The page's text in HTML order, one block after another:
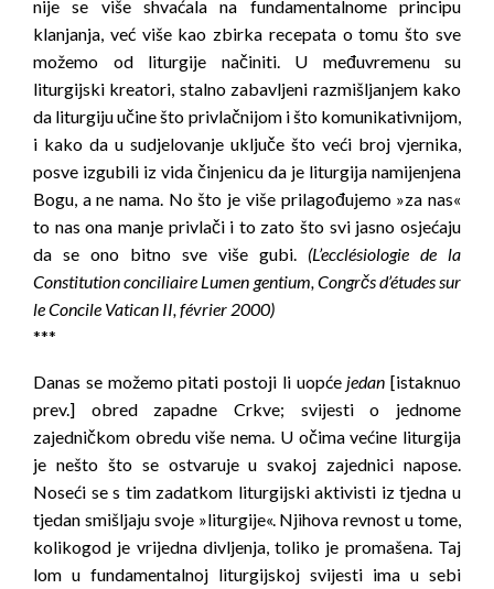
nije se više shvaćala na fundamentalnome principu
klanjanja, već više kao zbirka recepata o tomu što sve
možemo od liturgije načiniti. U međuvremenu su
liturgijski kreatori, stalno zabavljeni razmišljanjem kako
da liturgiju učine što privlačnijom i što komunikativnijom,
i kako da u sudjelovanje uključe što veći broj vjernika,
posve izgubili iz vida činjenicu da je liturgija namijenjena
Bogu, a ne nama. No što je više prilagođujemo »za nas«
to nas ona manje privlači i to zato što svi jasno osjećaju
da se ono bitno sve više gubi. (L’ecclésiologie de la
Constitution conciliaire Lumen gentium, Congrčs d’études sur
le Concile Vatican II, février 2000)
***
Danas se možemo pitati postoji li uopće jedan [istaknuo
prev.] obred zapadne Crkve; svijesti o jednome
zajedničkom obredu više nema. U očima većine liturgija
je nešto što se ostvaruje u svakoj zajednici napose.
Noseći se s tim zadatkom liturgijski aktivisti iz tjedna u
tjedan smišljaju svoje »liturgije«. Njihova revnost u tome,
kolikogod je vrijedna divljenja, toliko je promašena. Taj
lom u fundamentalnoj liturgijskoj svijesti ima u sebi